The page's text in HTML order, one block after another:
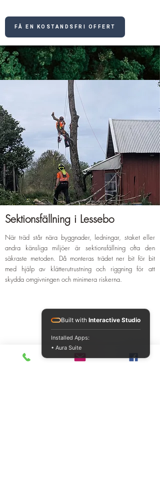
FÅ EN KOSTANDSFRI OFFERT
Sektionsfällning i Lessebo
När träd står nära byggnader, ledningar, staket eller
andra känsliga miljöer är sektionsfällning ofta den
säkraste metoden. Då monteras trädet ner bit för bit
med hjälp av klätterutrustning och riggning för att
skydda omgivningen och minimera riskerna.
FÅ EN KOSTANDSFRI OFFERT
Built with Interactive Studio
Installed Apps:
• Aura Suite